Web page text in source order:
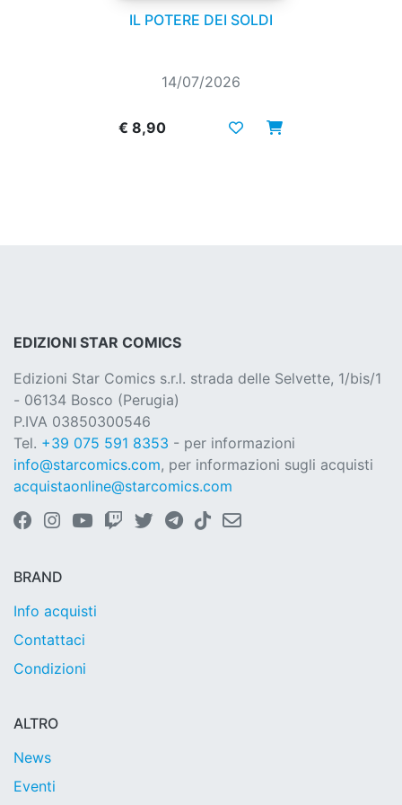
IL POTERE DEI SOLDI
14/07/2026
€ 8,90
EDIZIONI STAR COMICS
Edizioni Star Comics s.r.l. strada delle Selvette, 1/bis/1
- 06134 Bosco (Perugia)
P.IVA 03850300546
Tel. +39 075 591 8353 - per informazioni
info@starcomics.com, per informazioni sugli acquisti
acquistaonline@starcomics.com
BRAND
Info acquisti
Contattaci
Condizioni
ALTRO
News
Eventi